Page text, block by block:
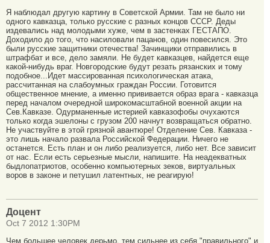
Я наблюдал другую картину в Советской Армии. Там не было ни
одного кавказца, только русские с разных концов СССР. Деды
издевались над молодыми хуже, чем в застенках ГЕСТАПО.
Доходило до того, что насиловали пацанов, один повесился. Это
были русские защитники отечества! Зачинщики отправились в
штрафбат и все, дело замяли. Не будет кавказцев, найдется еще
какой-нибудь враг. Новгородские будут резать рязанских и тому
подобное...Идет массированная психологическая атака,
рассчитанная на слабоумных граждан России. Готовится
общественное мнение, а именно прививается образ врага - кавказца
перед началом очередной широкомасштабной военной акции на
Сев.Кавказе. Одурманенные истерией кавказофобы очухаются
только когда эшелоны с грузом 200 начнут возвращаться обратно.
Не участвуйте в этой грязной авантюре! Отделение Сев. Кавказа -
это лишь начало развала Российской Федерации. Ничего не
останется. Есть план и он либо реализуется, либо нет. Все зависит
от нас. Если есть серьезные мысли, напишите. На неадекватных
быдлопатриотов, особенно компьютерных зеков, виртуальных
воров в законе и петушил латентных, не реагирую!
Доцент
Oct 7 2012 1:30PM
Чем большее человек дерьмо, тем сильнее из себя "правильного" и